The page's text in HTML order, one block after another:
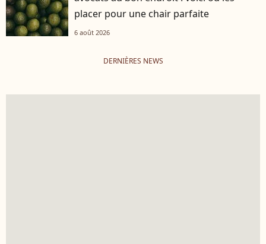
placer pour une chair parfaite
6 août 2026
DERNIÈRES NEWS